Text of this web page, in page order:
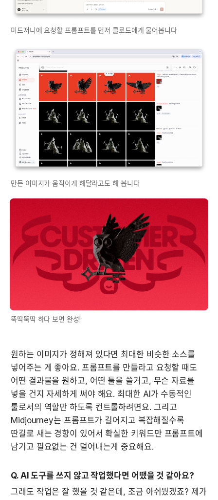
미드저니에 요청할 프롬프트를 먼저 클로드에게 물어봅니다
만든 이미지가 움직이게 해달라고도 해 봅니다
뚝딱뚝딱 하다 보면 완성!
원하는 이미지가 정해져 있다면 최대한 비슷한 소스를
넣어주는 게 좋아요. 프롬프트를 만들라고 요청할 때도
어떤 결과물을 원하고, 어떤 툴을 쓸거고, 무슨 자료를
넣을 건지 자세하게 써야 해요. 최대한 AI가 수동적인
툴로서의 역할만 하도록 컨트롤하려면요. 그리고
Midjourney는 프롬프트가 길어지고 복잡해질수록
딴길로 새는 경향이 있어서 확실한 키워드만 프롬프트에
남기고 필요없는 건 덜어내는게 중요해요.
Q. AI 도구를 쓰지 않고 작업했다면 어땠을 것 같아요?
그래도 작업은 잘 했을 것 같은데, 조금 아쉬웠겠죠? 제가